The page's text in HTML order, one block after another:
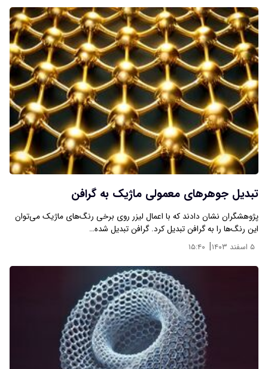
تبدیل جوهرهای معمولی ماژیک به گرافن
پژوهشگران نشان دادند که با اعمال لیزر روی برخی رنگ‌های ماژیک می‌توان
این رنگ‌ها را به گرافن تبدیل کرد. گرافن تبدیل شده…
۵ اسفند ۱۴۰۳ | ۱۵:۴۰